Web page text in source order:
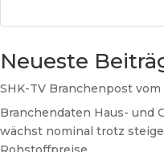
Neueste
SHK-TV Branchenpost vom
Branchendaten Haus- und
wächst nominal trotz